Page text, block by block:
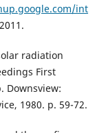
int
radiation
First
Downsview:
1980. p. 59-72.